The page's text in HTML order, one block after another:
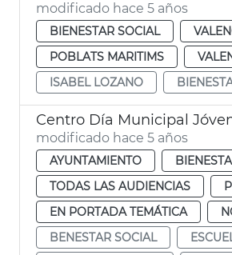
modificado hace 5 años
BIENESTAR SOCIAL
POBLATS MARITIMS
ISABEL LOZANO
Centro Día Municipal
modificado hace 5 años
AYUNTAMIENTO
TODAS LAS AUDIENCIAS
EN PORTADA TEMÁTICA
BENESTAR SOCIAL